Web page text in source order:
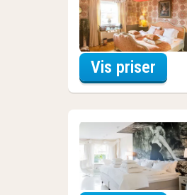
Vis priser